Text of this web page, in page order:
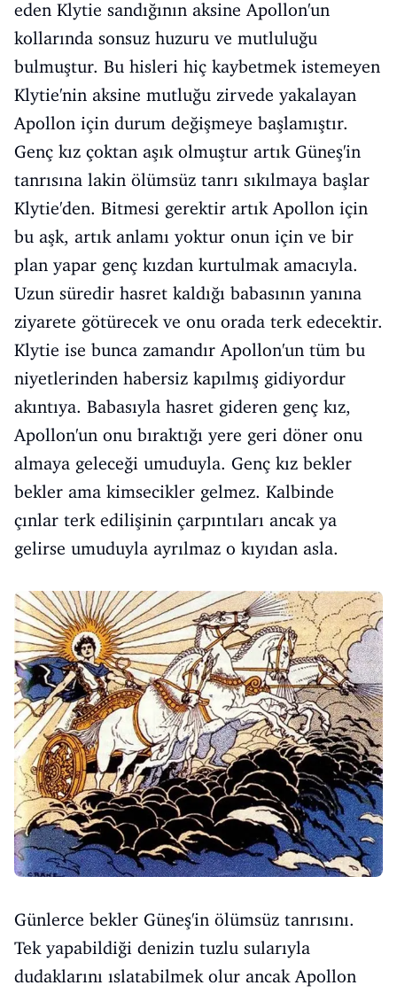
eden Klytie sandığının aksine Apollon'un
kollarında sonsuz huzuru ve mutluluğu
bulmuştur. Bu hisleri hiç kaybetmek istemeyen
Klytie'nin aksine mutluğu zirvede yakalayan
Apollon için durum değişmeye başlamıştır.
Genç kız çoktan aşık olmuştur artık Güneş'in
tanrısına lakin ölümsüz tanrı sıkılmaya başlar
Klytie'den. Bitmesi gerektir artık Apollon için
bu aşk, artık anlamı yoktur onun için ve bir
plan yapar genç kızdan kurtulmak amacıyla.
Uzun süredir hasret kaldığı babasının yanına
ziyarete götürecek ve onu orada terk edecektir.
Klytie ise bunca zamandır Apollon'un tüm bu
niyetlerinden habersiz kapılmış gidiyordur
akıntıya. Babasıyla hasret gideren genç kız,
Apollon'un onu bıraktığı yere geri döner onu
almaya geleceği umuduyla. Genç kız bekler
bekler ama kimsecikler gelmez. Kalbinde
çınlar terk edilişinin çarpıntıları ancak ya
gelirse umuduyla ayrılmaz o kıyıdan asla.
Günlerce bekler Güneş'in ölümsüz tanrısını.
Tek yapabildiği denizin tuzlu sularıyla
dudaklarını ıslatabilmek olur ancak Apollon